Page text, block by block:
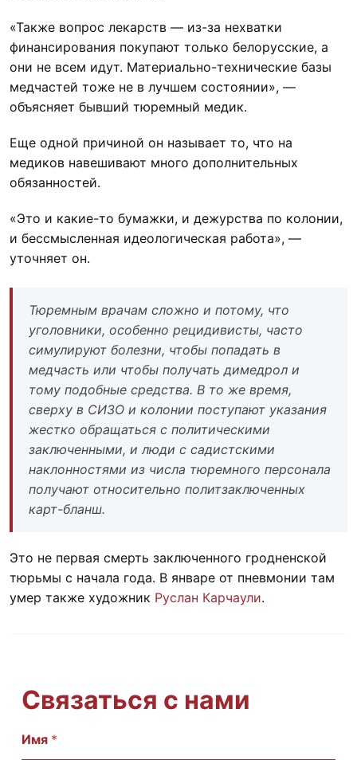
«Также вопрос лекарств — из-за нехватки
финансирования покупают только белорусские, а
они не всем идут. Материально-технические базы
медчастей тоже не в лучшем состоянии», —
объясняет бывший тюремный медик.
Еще одной причиной он называет то, что на
медиков навешивают много дополнительных
обязанностей.
«Это и какие-то бумажки, и дежурства по колонии,
и бессмысленная идеологическая работа», —
уточняет он.
Тюремным врачам сложно и потому, что
уголовники, особенно рецидивисты, часто
симулируют болезни, чтобы попадать в
медчасть или чтобы получать димедрол и
тому подобные средства. В то же время,
сверху в СИЗО и колонии поступают указания
жестко обращаться с политическими
заключенными, и люди с садистскими
наклонностями из числа тюремного персонала
получают относительно политзаключенных
карт-бланш.
Это не первая смерть заключенного гродненской
тюрьмы с начала года. В январе от пневмонии там
умер также художник Руслан Карчаули.
Связаться с нами
Имя *
С